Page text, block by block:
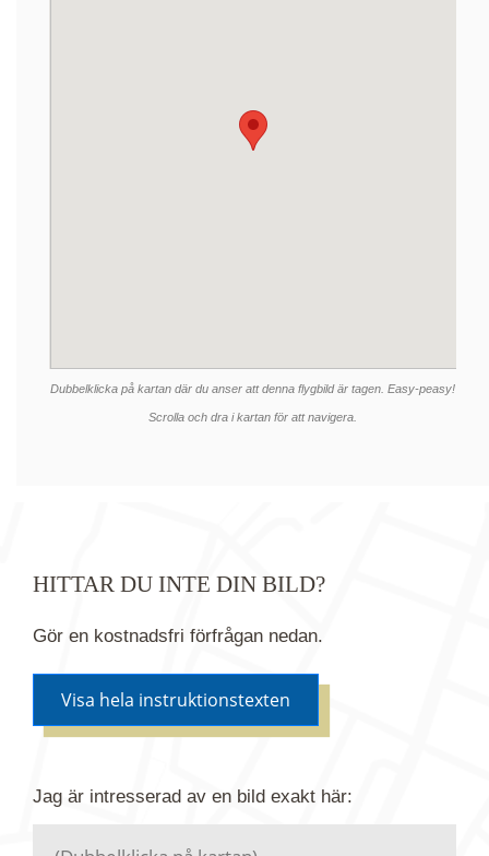
Dubbelklicka på kartan där du anser att denna flygbild är tagen. Easy-peasy!
Scrolla och dra i kartan för att navigera.
HITTAR DU INTE DIN BILD?
Gör en kostnadsfri förfrågan nedan.
Visa hela instruktionstexten
Jag är intresserad av en bild exakt här: